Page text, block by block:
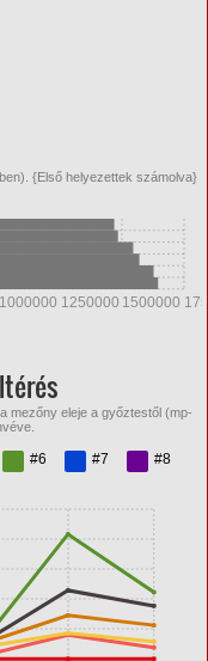
{Első helyezettek számolva}
1000000 1250000 1500000
mezőny eleje a győztestől (mp-
#6 #7
#8